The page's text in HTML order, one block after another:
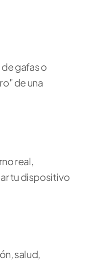
gafas o
de una
real,
tu dispositivo
salud,